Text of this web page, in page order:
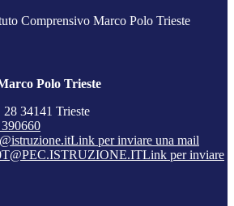
Comprensivo Marco Polo Trieste
Polo Trieste
34141 Trieste
Link per inviare una mail
Link per inviare